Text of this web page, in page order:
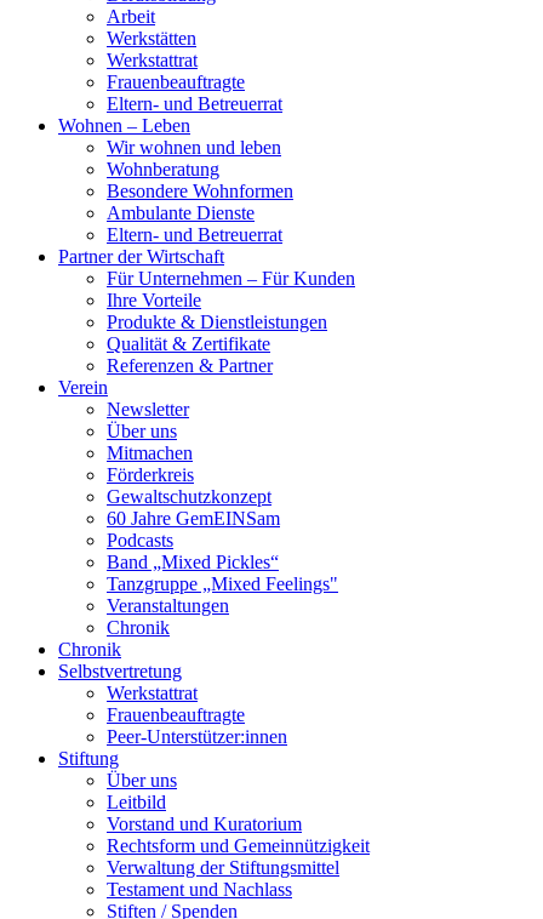
Arbeit
Werkstätten
Werkstattrat
Frauenbeauftragte
Eltern- und Betreuerrat
Wohnen – Leben
Wir wohnen und leben
Wohnberatung
Besondere Wohnformen
Ambulante Dienste
Eltern- und Betreuerrat
Partner der Wirtschaft
Für Unternehmen – Für Kunden
Ihre Vorteile
Produkte & Dienstleistungen
Qualität & Zertifikate
Referenzen & Partner
Verein
Newsletter
Über uns
Mitmachen
Förderkreis
Gewaltschutzkonzept
60 Jahre GemEINSam
Podcasts
Band „Mixed Pickles“
Tanzgruppe „Mixed Feelings"
Veranstaltungen
Chronik
Chronik
Selbstvertretung
Werkstattrat
Frauenbeauftragte
Peer-Unterstützer:innen
Stiftung
Über uns
Leitbild
Vorstand und Kuratorium
Rechtsform und Gemeinnützigkeit
Verwaltung der Stiftungsmittel
Testament und Nachlass
Stiften / Spenden